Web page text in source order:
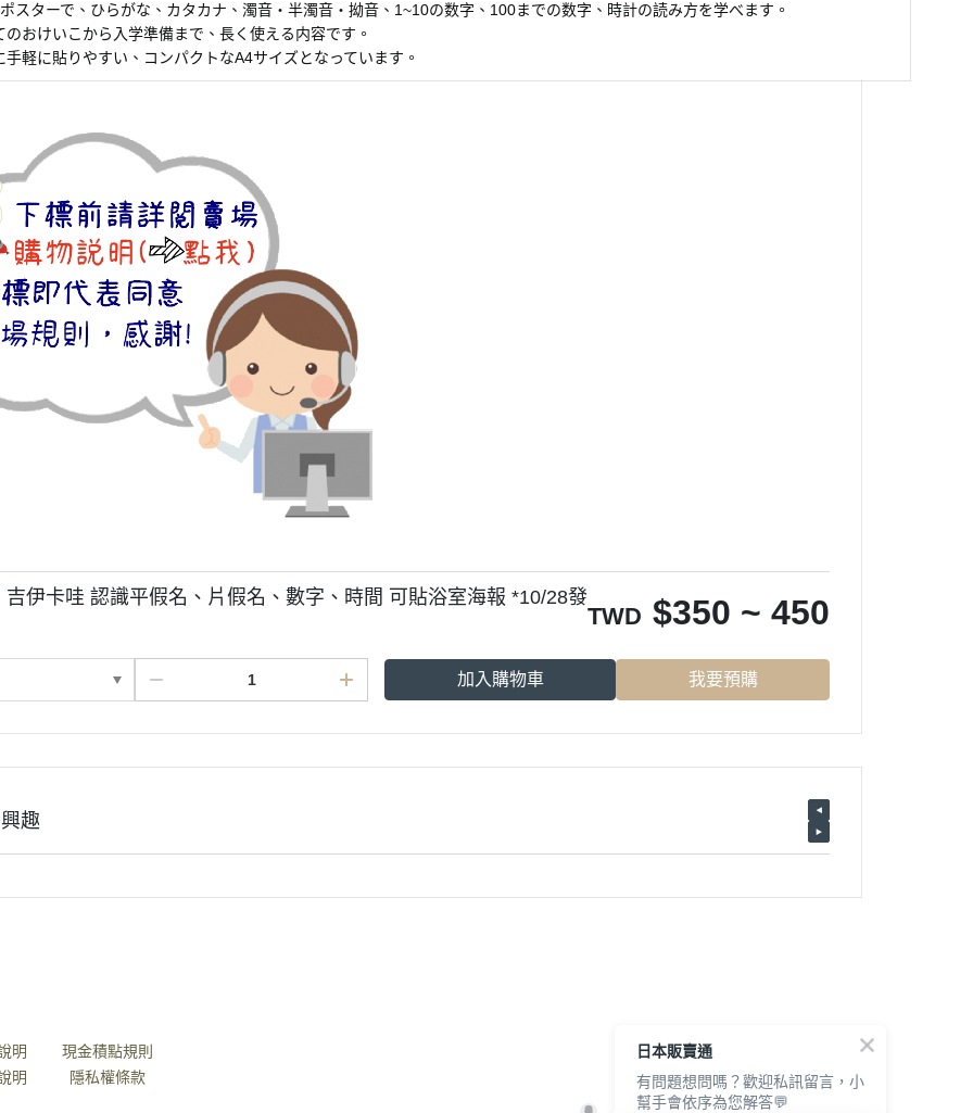
スターで、ひらがな、カタカナ、濁音・半濁音・拗音、1~10の数字、100までの数字、時計の読み方を学べます。
のおけいこから入学準備まで、長く使える内容です。
手軽に貼りやすい、コンパクトなA4サイズとなっています。
吉伊卡哇 認識平假名、片假名、數字、時間 可貼浴室海報 *10/28發
TWD $350 ~ 450
加入購物車 我要預購
趣
明
明
現金積點規則
隱私權條款
日本販賣通
有問題想問嗎？歡迎私訊留言，小
幫手會依序為您解答💬